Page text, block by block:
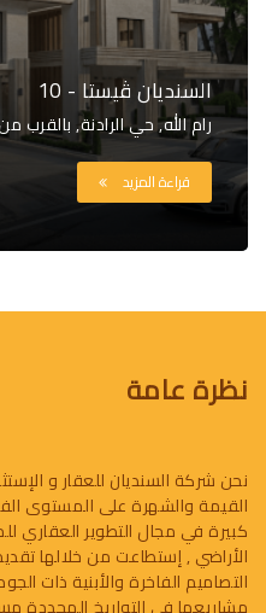
السنديان ڤيستا - 10
رام الله, حي الرادنة, بالقرب
قراءة المزيد
نظرة عامة
نحن شركة السنديان للعقار و
القيمة والشهرة على المستوى
كبيرة في مجال التطوير العقاري
الأراضي , إستطاعت من خلالها تقديم
التصاميم الفاخرة والأبنية ذات